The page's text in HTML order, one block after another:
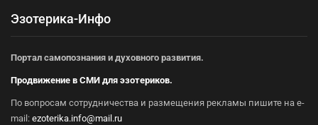
Эзотерика-Инфо
Портал самопознания и духовного развития.
Продвижение в СМИ для эзотериков.
По вопросам сотрудничества и размещения рекламы пишите на e-
mail: ezoterika.info@mail.ru